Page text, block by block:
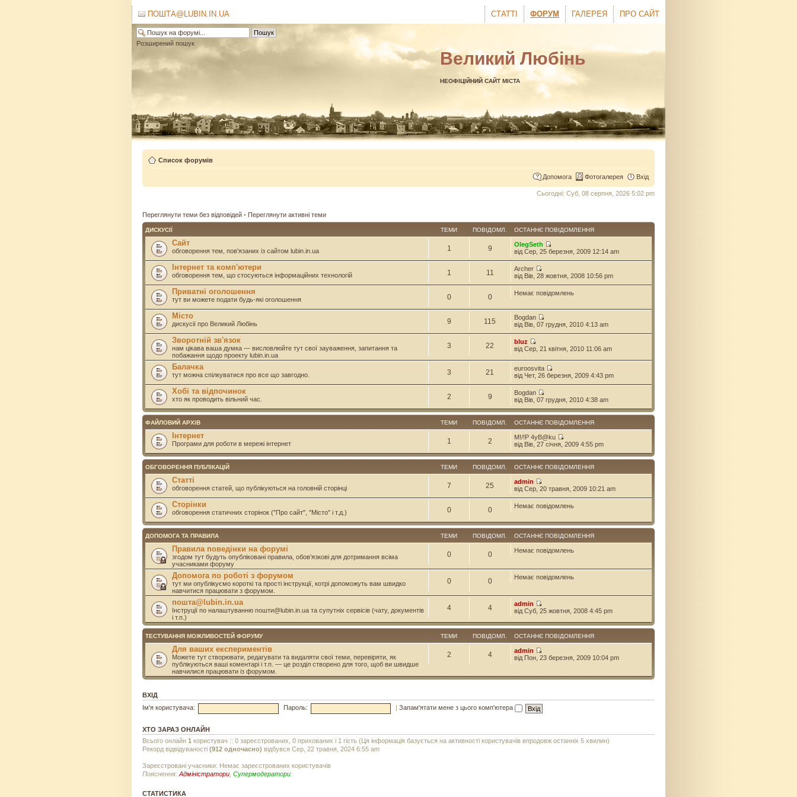
ПРО САЙТ
ГАЛЕРЕЯ
ФОРУМ
СТАТТІ
ПОШТА@LUBIN.IN.UA
Великий Любінь
НЕОФІЦІЙНИЙ САЙТ МІСТА
Розширений пошук
Список форумів
Допомога Фотогалерея Вхід
Сьогодні: Суб, 08 серпня, 2026 5:02 pm
Переглянути теми без відповідей • Переглянути активні теми
ДИСКУСІЇ ТЕМИ ПОВІДОМЛ. ОСТАННЄ ПОВІДОМЛЕННЯ
Сайт
обговорення тем, пов'язаних із сайтом lubin.in.ua 1 9
OlegSeth
від Сер, 25 березня, 2009 12:14 am
Інтернет та комп'ютери
обговорення тем, що стосуються інформаційних технологій 1 11
Archer
від Вів, 28 жовтня, 2008 10:56 pm
Приватні оголошення
тут ви можете подати будь-які оголошення 0 0 Немає повідомлень
Місто
дискусії про Великий Любінь 9 115
Bogdan
від Вів, 07 грудня, 2010 4:13 am
Зворотній зв'язок
нам цікава ваша думка — висловлюйте тут свої зауваження, запитання та
побажання щодо проекту lubin.in.ua
3 22
bluz
від Сер, 21 квітня, 2010 11:06 am
Балачка
тут можна спілкуватися про все що завгодно. 3 21
euroosvita
від Чет, 26 березня, 2009 4:43 pm
Хобі та відпочинок
хто як проводить вільний час. 2 9
Bogdan
від Вів, 07 грудня, 2010 4:38 am
ФАЙЛОВИЙ АРХІВ ТЕМИ ПОВІДОМЛ. ОСТАННЄ ПОВІДОМЛЕННЯ
Інтернет
Програми для роботи в мережі інтернет 1 2
M!/!P 4yB@ku
від Вів, 27 січня, 2009 4:55 pm
ОБГОВОРЕННЯ ПУБЛІКАЦІЙ ТЕМИ ПОВІДОМЛ. ОСТАННЄ ПОВІДОМЛЕННЯ
Статті
обговорення статей, що публікуються на головній сторінці 7 25
admin
від Сер, 20 травня, 2009 10:21 am
Сторінки
обговорення статичних сторінок ("Про сайт", "Місто" і т.д.) 0 0 Немає повідомлень
ДОПОМОГА ТА ПРАВИЛА ТЕМИ ПОВІДОМЛ. ОСТАННЄ ПОВІДОМЛЕННЯ
Правила поведінки на форумі
згодом тут будуть опубліковані правила, обов’язкові для дотримання всіма
учасниками форуму
0 0 Немає повідомлень
Допомога по роботі з форумом
тут ми опублікуємо короткі та прості інструкції, котрі допоможуть вам швидко
навчитися працювати з форумом.
0 0 Немає повідомлень
пошта@lubin.in.ua
Інструції по налаштуванню пошти@lubin.in.ua та супутніх сервісів (чату, документів
і т.п.)
4 4
admin
від Суб, 25 жовтня, 2008 4:45 pm
ТЕСТУВАННЯ МОЖЛИВОСТЕЙ ФОРУМУ ТЕМИ ПОВІДОМЛ. ОСТАННЄ ПОВІДОМЛЕННЯ
Для ваших експериментів
Можете тут створювати, редагувати та видаляти свої теми, перевіряти, як
публікуються ваші коментарі і т.п. — це розділ створено для того, щоб ви швидше
навчилися працювати із форумом.
2 4
admin
від Пон, 23 березня, 2009 10:04 pm
ВХІД
Ім'я користувача:
Пароль: |Запам'ятати мене з цього комп'ютера
ХТО ЗАРАЗ ОНЛАЙН
Всього онлайн 1 користувач :: 0 зареєстрованих, 0 прихованих і 1 гість (Ця інформація базується на активності користувачів впродовж останніх 5 хвилин)
Рекорд відвідуваності (912 одночасно) відбувся Сер, 22 травня, 2024 6:55 am
Зареєстровані учасники: Немає зареєстрованих користувачів
Пояснення: Адміністратори Супермодератори
СТАТИСТИКА